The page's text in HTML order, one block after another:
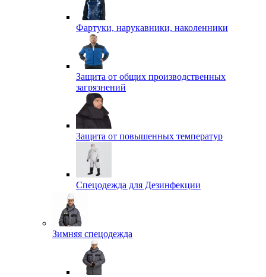
Фартуки, нарукавники, наколенники
Защита от общих производственных
загрязнений
Защита от повышенных температур
Спецодежда для Дезинфекции
Зимняя спецодежда